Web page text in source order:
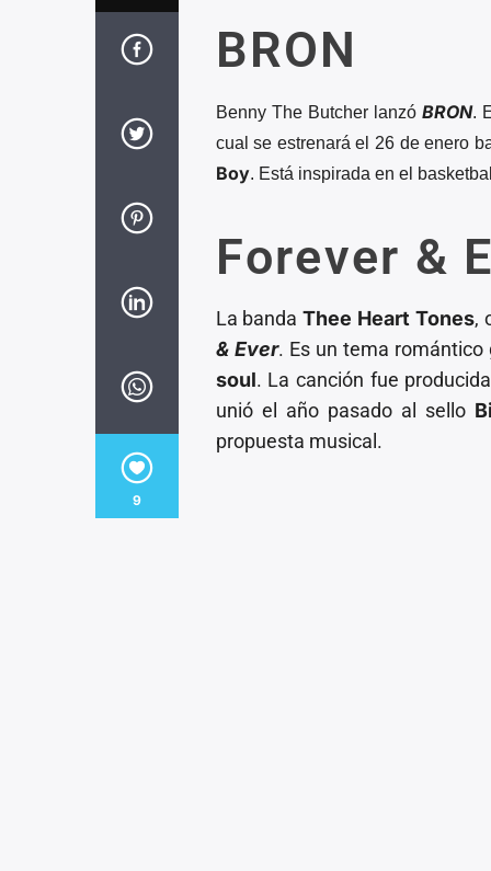
9
BRON
Benny The Butcher lanzó BRON.
cual se estrenará el 26 de enero
Boy. Está inspirada en el
Forever &
La bandaThee Heart Tones,
& Ever. Es un tema
soul. La canción fue
unió el año pasado al sello
propuesta musical.